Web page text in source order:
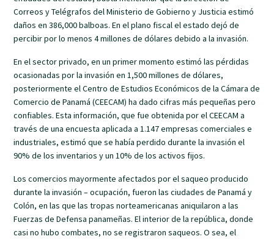
Correos y Telégrafos del Ministerio de Gobierno y Justicia estimó
daños en 386,000 balboas. En el plano fiscal el estado dejó de
percibir por lo menos 4 millones de dólares debido a la invasión.
En el sector privado, en un primer momento estimó las pérdidas
ocasionadas por la invasión en 1,500 millones de dólares,
posteriormente el Centro de Estudios Económicos de la Cámara de
Comercio de Panamá (CEECAM) ha dado cifras más pequeñas pero
confiables. Esta información, que fue obtenida por el CEECAM a
través de una encuesta aplicada a 1.147 empresas comerciales e
industriales, estimó que se había perdido durante la invasión el
90% de los inventarios y un 10% de los activos fijos.
Los comercios mayormente afectados por el saqueo producido
durante la invasión – ocupación, fueron las ciudades de Panamá y
Colón, en las que las tropas norteamericanas aniquilaron a las
Fuerzas de Defensa panameñas. El interior de la república, donde
casi no hubo combates, no se registraron saqueos. O sea, el